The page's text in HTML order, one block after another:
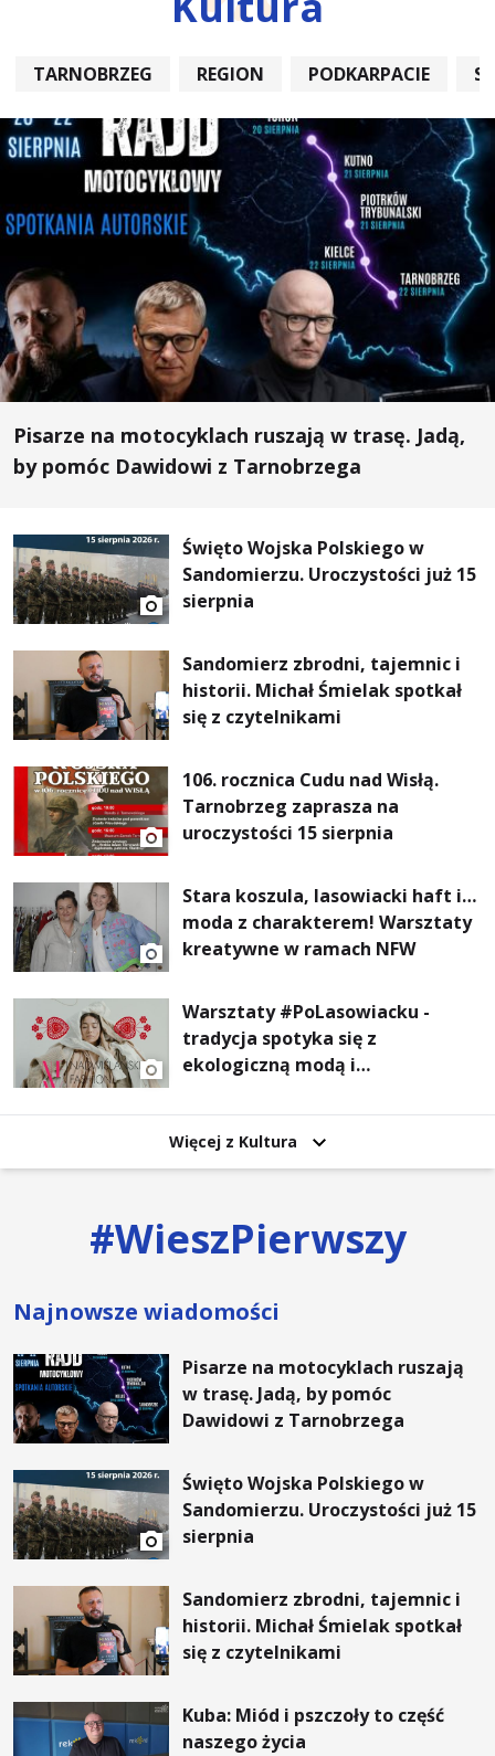
TARNOBRZEG REGION PODKARPACIE
Pisarze na motocyklach ruszają w trasę. Jadą,
by pomóc Dawidowi z Tarnobrzega
Święto Wojska Polskiego w
Sandomierzu. Uroczystości już 15
sierpnia
Sandomierz zbrodni, tajemnic i
historii. Michał Śmielak spotkał
się z czytelnikami
106. rocznica Cudu nad Wisłą.
Tarnobrzeg zaprasza na
uroczystości 15 sierpnia
Stara koszula, lasowiacki haft i…
moda z charakterem! Warsztaty
kreatywne w ramach NFW
Warsztaty #PoLasowiacku -
tradycja spotyka się z
ekologiczną modą i
Więcej z Kultura
#WieszPierwszy
Najnowsze wiadomości
Pisarze na motocyklach ruszają
w trasę. Jadą, by pomóc
Dawidowi z Tarnobrzega
Święto Wojska Polskiego w
Sandomierzu. Uroczystości już 15
sierpnia
Sandomierz zbrodni, tajemnic i
historii. Michał Śmielak spotkał
się z czytelnikami
Kuba: Miód i pszczoły to część
naszego życia